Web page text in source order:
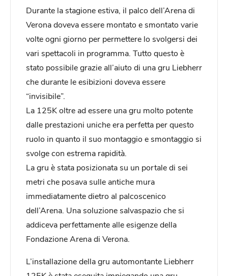
Durante la stagione estiva, il palco dell’Arena di
Verona doveva essere montato e smontato varie
volte ogni giorno per permettere lo svolgersi dei
vari spettacoli in programma. Tutto questo è
stato possibile grazie all’aiuto di una gru Liebherr
che durante le esibizioni doveva essere
“invisibile”.
La 125K oltre ad essere una gru molto potente
dalle prestazioni uniche era perfetta per questo
ruolo in quanto il suo montaggio e smontaggio si
svolge con estrema rapidità.
La gru è stata posizionata su un portale di sei
metri che posava sulle antiche mura
immediatamente dietro al palcoscenico
dell’Arena. Una soluzione salvaspazio che si
addiceva perfettamente alle esigenze della
Fondazione Arena di Verona.
L’installazione della gru automontante Liebherr